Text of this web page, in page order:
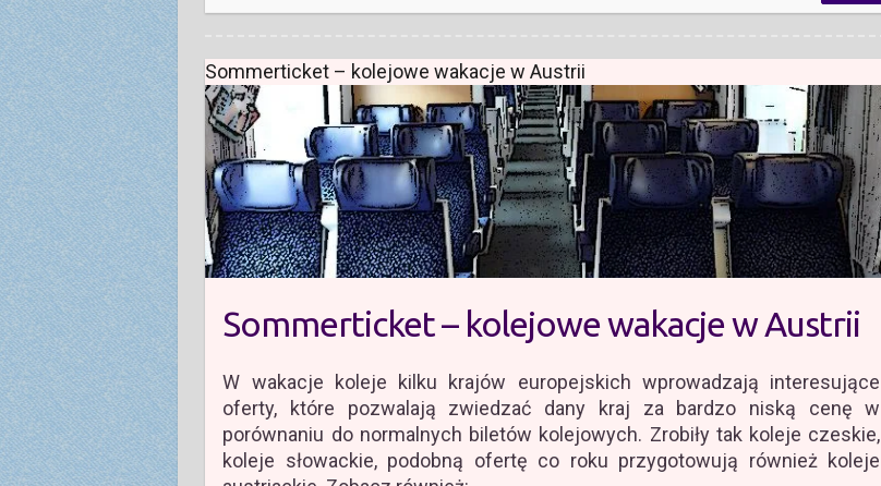
Sommerticket – kolejowe wakacje w Austrii
Sommerticket – kolejowe wakacje w Austrii
W wakacje koleje kilku krajów europejskich wprowadzają interesujące
oferty, które pozwalają zwiedzać dany kraj za bardzo niską cenę w
porównaniu do normalnych biletów kolejowych. Zrobiły tak koleje czeskie,
koleje słowackie, podobną ofertę co roku przygotowują również koleje